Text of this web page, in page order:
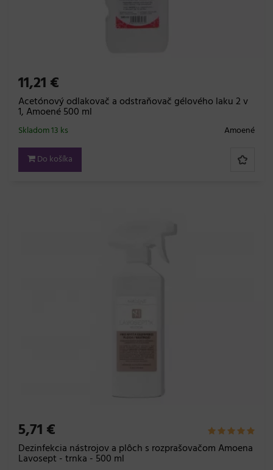
11,21 €
Acetónový odlakovač a odstraňovač gélového laku 2 v
1, Amoené 500 ml
Amoené
Skladom 13 ks
Do košíka
5,71 €
Dezinfekcia nástrojov a plôch s rozprašovačom Amoena
Lavosept - trnka - 500 ml